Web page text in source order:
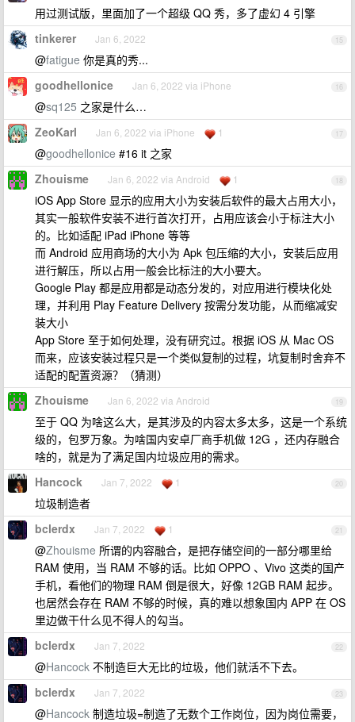
用过测试版，里面加了一个超级 QQ 秀，多了虚幻 4 引擎
15
tinkerer Jan 6, 2022
@fatigue 你是真的秀...
16
goodhellonice Jan 6, 2022 via iPhone
@sq125 之家是什么…
17
ZeoKarl Jan 6, 2022 via iPhone 1
@goodhellonice #16 it 之家
18
Zhouisme Jan 6, 2022 via Android 1
iOS App Store 显示的应用大小为安装后软件的最大占用大小，
其实一般软件安装不进行首次打开，占用应该会小于标注大小
的。比如适配 iPad iPhone 等等
而 Android 应用商场的大小为 Apk 包压缩的大小，安装后应用
进行解压，所以占用一般会比标注的大小要大。
Google Play 都是应用都是动态分发的，对应用进行模块化处
理，并利用 Play Feature Delivery 按需分发功能，从而缩减安
装大小
App Store 至于如何处理，没有研究过。根据 iOS 从 Mac OS
而来，应该安装过程只是一个类似复制的过程，坑复制时舍弃不
适配的配置资源？（猜测）
19
Zhouisme Jan 6, 2022 via Android
至于 QQ 为啥这么大，是其涉及的内容太多太多，这是一个系统
级的，包罗万象。为啥国内安卓厂商手机做 12G ，还内存融合
啥的，就是为了满足国内垃圾应用的需求。
20
Hancock Jan 7, 2022 1
垃圾制造者
21
bclerdx Jan 7, 2022 1
@Zhouisme 所谓的内容融合，是把存储空间的一部分哪里给
RAM 使用，当 RAM 不够的话。比如 OPPO 、Vivo 这类的国产
手机，看他们的物理 RAM 倒是很大，好像 12GB RAM 起步。
也居然会存在 RAM 不够的时候，真的难以想象国内 APP 在 OS
里边做干什么见不得人的勾当。
22
bclerdx Jan 7, 2022
@Hancock 不制造巨大无比的垃圾，他们就活不下去。
23
bclerdx Jan 7, 2022
@Hancock 制造垃圾=制造了无数个工作岗位，因为岗位需要，